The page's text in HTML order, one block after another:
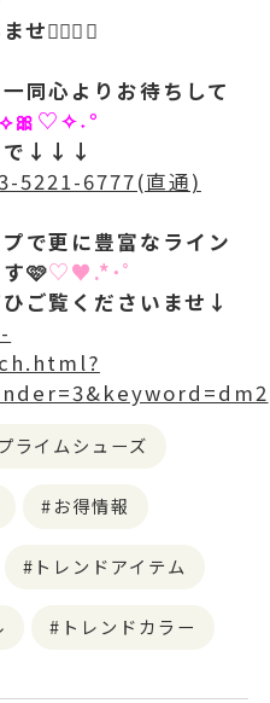
🙇🏻‍♀️✨
同心よりお待ちして
で↓↓↓
5221-6777(直通)
で更に豊富なライン
🩷♡♥︎.*･ﾟ
ご覧くださいませ↓
ライムシューズ
お得情報
トレンドアイテム
トレンドカラー